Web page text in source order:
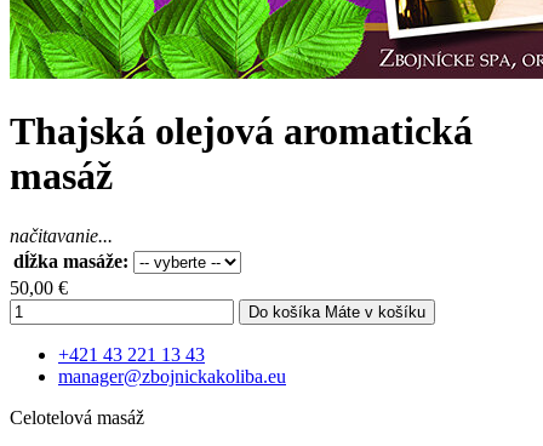
Thajská olejová aromatická
masáž
načitavanie...
dĺžka masáže:
50,00 €
Do košíka Máte v košíku
+421 43 221 13 43
manager@zbojnickakoliba.eu
Celotelová masáž